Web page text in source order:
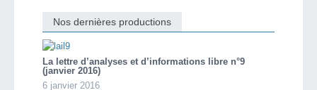
Nos dernières productions
La lettre d’analyses et d’informations libre n°9
(janvier 2016)
6 janvier 2016